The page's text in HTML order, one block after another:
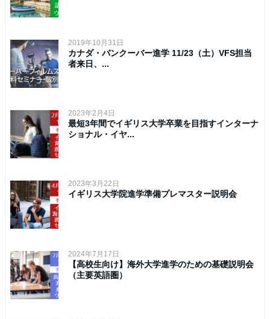
2019年10月31日
カナダ・バンクーバー進学 11/23（土）VFS担当
者来日、...
2023年2月4日
最短3年間でイギリス大学卒業を目指すインターナ
ショナル・イヤ...
2023年3月22日
イギリス大学院進学準備プレマスター説明会
2024年7月17日
【高校生向け】海外大学進学のための基礎説明会
（主要英語圏）